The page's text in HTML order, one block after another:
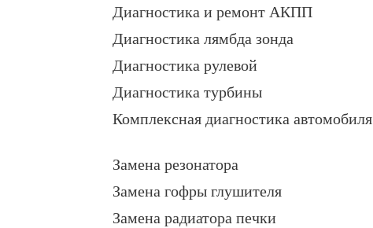
Диагностика и ремонт АКПП
Диагностика лямбда зонда
Диагностика рулевой
Диагностика турбины
Комплексная диагностика автомобиля
Замена резонатора
Замена гофры глушителя
Замена радиатора печки